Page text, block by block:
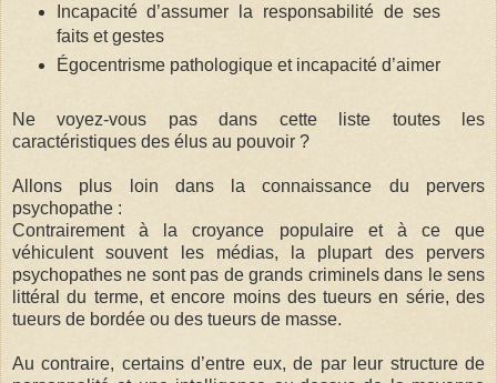
Incapacité d’assumer la responsabilité de ses
faits et gestes
Égocentrisme pathologique et incapacité d’aimer
Ne voyez-vous pas dans cette liste toutes les
caractéristiques des élus au pouvoir ?
Allons plus loin dans la connaissance du pervers
psychopathe :
Contrairement à la croyance populaire et à ce que
véhiculent souvent les médias, la plupart des pervers
psychopathes ne sont pas de grands criminels dans le sens
littéral du terme, et encore moins des tueurs en série, des
tueurs de bordée ou des tueurs de masse.
Au contraire, certains d’entre eux, de par leur structure de